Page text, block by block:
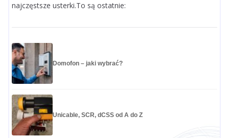
najczęstsze usterki.To są ostatnie:
Domofon – jaki wybrać?
Unicable, SCR, dCSS od A do Z